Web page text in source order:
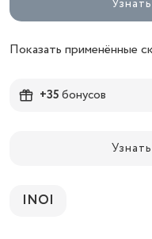
Показать применённые
+35бонусов
INOI